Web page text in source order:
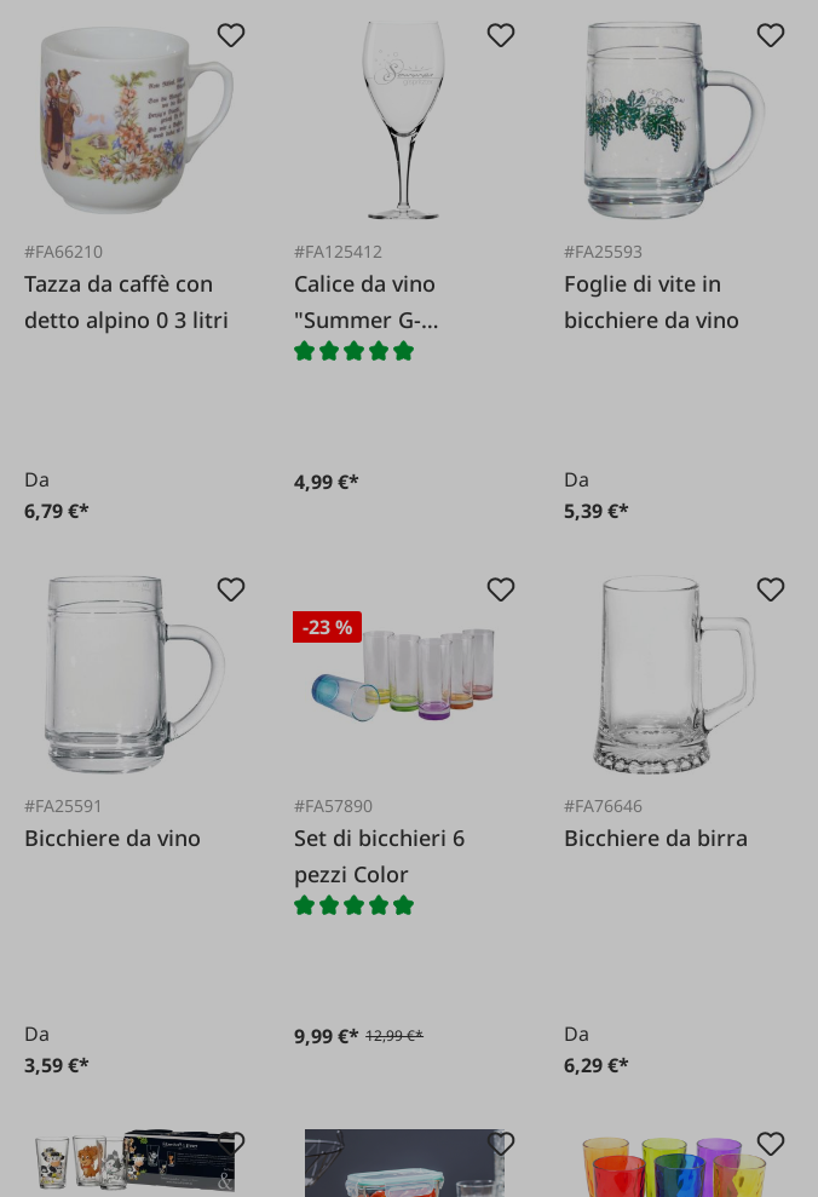
#FA66210
Tazza da caffè con
detto alpino 0 3 litri
Da
6,79 €*
#FA125412
Calice da vino
"Summer G-
Spritzter"
4,99 €*
#FA25593
Foglie di vite in
bicchiere da vino
Da
5,39 €*
#FA25591
Bicchiere da vino
Da
3,59 €*
-23 %
#FA57890
Set di bicchieri 6
pezzi Color
9,99 €* 12,99 €*
#FA76646
Bicchiere da birra
Da
6,29 €*